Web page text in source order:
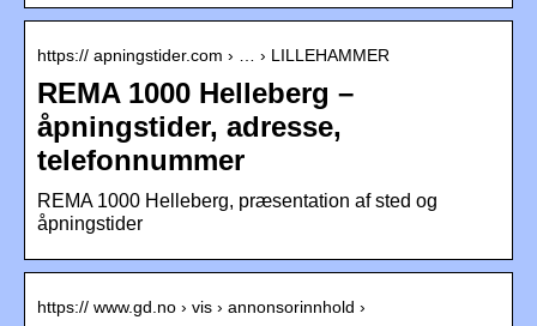
https:// apningstider.com › … › LILLEHAMMER
REMA 1000 Helleberg –
åpningstider, adresse,
telefonnummer
REMA 1000 Helleberg, præsentation af sted og
åpningstider
https:// www.gd.no › vis › annonsorinnhold ›